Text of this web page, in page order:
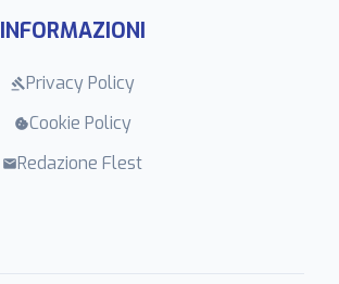
INFORMAZIONI
gavelPrivacy Policy
cookieCookie Policy
mailRedazione Flest